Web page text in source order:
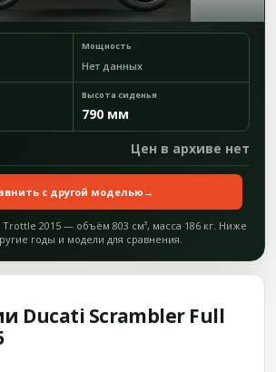
Мощность
Нет данных
Высота сиденья
790 мм
Цен в архиве нет
с другой моделью →
2015 — объём 803 см³, масса 186 кг. Ниже
годы и модели для сравнения.
Ducati Scrambler Full